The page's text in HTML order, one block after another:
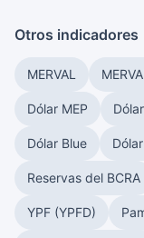
Otros indicadores
MERVAL
Dólar MEP
Dólar Blue
Reservas del BCRA
YPF (YPFD)